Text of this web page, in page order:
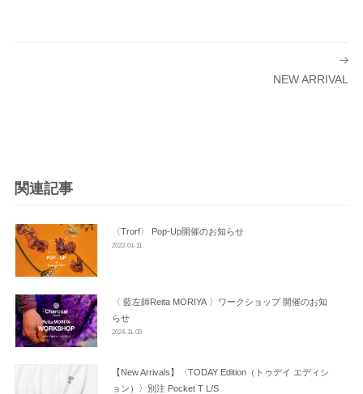
シ
ン
NEW ARRIVAL
関連記事
〈trorf〉 Pop-Up開催のお知らせ
2022-01-11
〈 藍左師Reita MORIYA 〉ワークショップ 開催のお知
らせ
2024-11-08
【New Arrivals】〈TODAY Edition（トゥデイ エディシ
ョン）〉別注 Pocket T L/S